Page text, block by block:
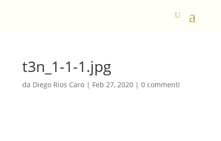
t3n_1-1-1.jpg
da Diego Rios Caro| Feb 27, 2020| 0 commenti